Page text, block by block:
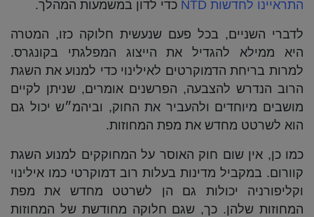
התראיינו לחדשות NTD
כדי לדון במשמעות המהלך.
לדברי השניים, בכל פעם שנעשית חלוקה כזו, המטרה
היא ממילא להגדיל את הייצוג המפלגתי בקונגרס.
למרות בריחת הדמוקרטים לאילינוי כדי למנוע את השגת
הרוב הנדרש להצבעה, הפרשנים אומרים, שניתן לקיים
מושבים מיוחדים ולהעביר את החוק, וביהמ״ש יכול גם
הוא לשרטט מחדש את מפת המחוזות.
כמו כן, אין שום חוק האוסר על המחוקקים למנוע השגת
קוורום. במקביל מדינות בעלות רוב דמוקרטי כמו אילינוי
וקליפורניה יכולות גם הן לשרטט מחדש את מפת
המחוזות שלהן. כך, שגם חלוקה מחודשת של המחוזות